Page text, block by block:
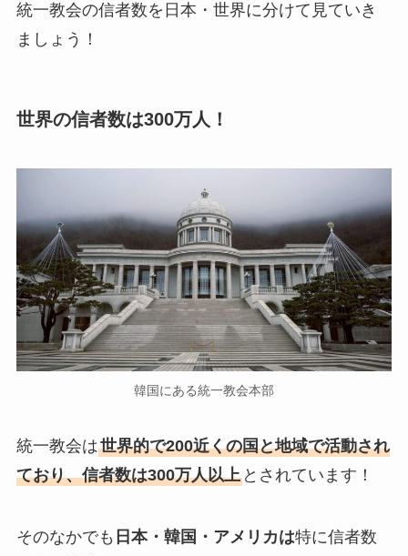
統一教会の信者数を日本・世界に分けて見ていき
ましょう！
世界の信者数は300万人！
韓国にある統一教会本部
統一教会は世界的で200近くの国と地域で活動され
ており、信者数は300万人以上とされています！
そのなかでも 日本・韓国・アメリカは特に信者数